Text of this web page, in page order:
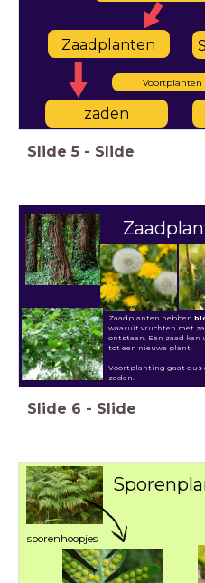
Zaadplanten
Voortplanten
zaden
Slide 5 - Slide
Zaadplanten hebben
waaruit vruchten met
ontstaan. Een zaad kan
tot een nieuwe plant.
Voortplanting gaat dus
zaden.
Slide 6 - Slide
sporenhoopjes